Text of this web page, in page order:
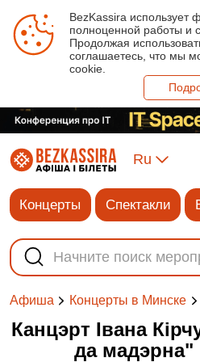
BezKassira использует
полноценной работы и
Продолжая
соглашаетесь, что мы
cookie.
Ru
Концерты Спектакли
Афиша Концерты в Минске
Канцэрт Івана
да мадэрна"